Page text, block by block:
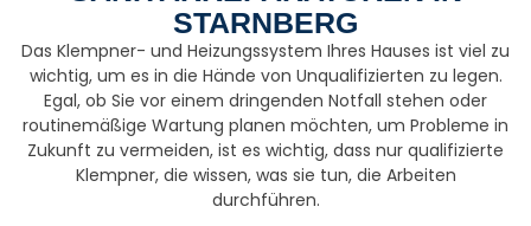
STARNBERG
Das Klempner- und Heizungssystem Ihres Hauses ist viel zu
wichtig, um es in die Hände von Unqualifizierten zu legen.
Egal, ob Sie vor einem dringenden Notfall stehen oder
routinemäßige Wartung planen möchten, um Probleme in
Zukunft zu vermeiden, ist es wichtig, dass nur qualifizierte
Klempner, die wissen, was sie tun, die Arbeiten
durchführen.